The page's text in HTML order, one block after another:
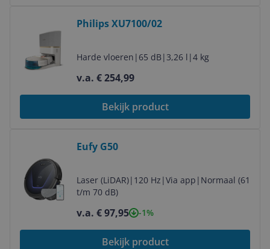
Philips XU7100/02
Harde vloeren | 65 dB| 3,26 l |4 kg
v.a. € 254,99
Bekijk product
Eufy G50
Laser (LiDAR)| 120 Hz |Via app | Normaal (61
t/m 70 dB)
v.a. € 97,95 -1%
Bekijk product